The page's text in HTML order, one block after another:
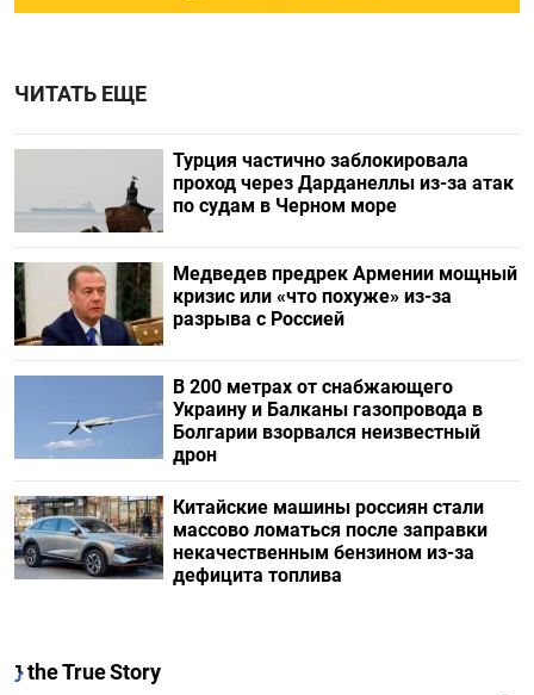
ЧИТАТЬ ЕЩЕ
Турция частично заблокировала
проход через Дарданеллы из-за атак
по судам в Черном море
Медведев предрек Армении мощный
кризис или «что похуже» из-за
разрыва с Россией
В 200 метрах от снабжающего
Украину и Балканы газопровода в
Болгарии взорвался неизвестный
дрон
Китайские машины россиян стали
массово ломаться после заправки
некачественным бензином из-за
дефицита топлива